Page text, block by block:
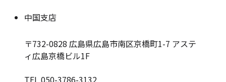
中国支店
〒732-0828 広島県広島市南区京橋町1-7 アステ
ィ広島京橋ビル1F
TEL 050-3786-3132